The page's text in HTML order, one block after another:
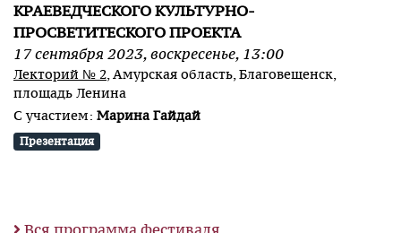
КРАЕВЕДЧЕСКОГО КУЛЬТУРНО-
ПРОСВЕТИТЕСКОГО ПРОЕКТА
17сентября 2023,воскресенье, 13:00
Лекторий № 2, Амурская область, Благовещенск,
площадь Ленина
С участием: Марина Гайдай
Презентация